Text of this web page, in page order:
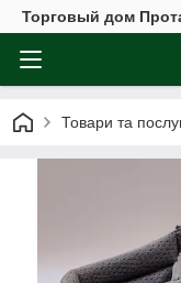
Торговый дом
Товари та